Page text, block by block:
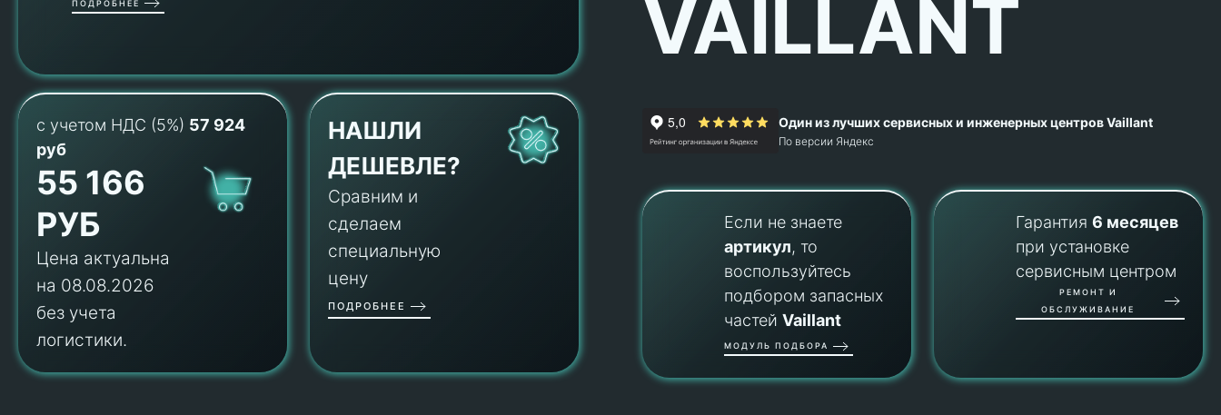
ПОДРОБНЕЕ
с учетом НДС (5%) 57 924
руб
55 166
РУБ
Цена актуальна
на 08.08.2026
без учета
логистики.
НАШЛИ
ДЕШЕВЛЕ?
Сравним и
сделаем
специальную
цену
ПОДРОБНЕЕ
VAILLANT
Один из лучших сервисных и инженерных центров Vaillant
По версии Яндекс
Если не знаете
артикул, то
воспользуйтесь
подбором запасных
частейVaillant
МОДУЛЬ ПОДБОРА
Гарантия6 месяцев
при установке
сервисным центром
РЕМОНТ И
ОБСЛУЖИВАНИЕ